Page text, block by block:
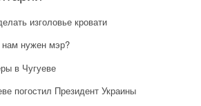
изголовье кровати
нам нужен мэр?
в Чугуеве
погостил Президент Украины